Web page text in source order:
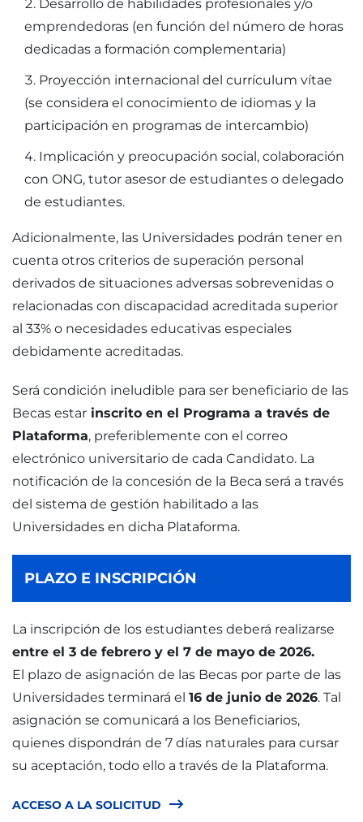
Desarrollo de habilidades profesionales y/o
emprendedoras (en función del número de horas
dedicadas a formación complementaria)
Proyección internacional del currículum vítae
(se considera el conocimiento de idiomas y la
participación en programas de intercambio)
Implicación y preocupación social, colaboración
con ONG, tutor asesor de estudiantes o delegado
de estudiantes.
Adicionalmente, las Universidades podrán tener en
cuenta otros criterios de superación personal
derivados de situaciones adversas sobrevenidas o
relacionadas con discapacidad acreditada superior
al 33% o necesidades educativas especiales
debidamente acreditadas.
Será condición ineludible para ser beneficiario de las
Becas estar inscrito en el Programa a través de
Plataforma, preferiblemente con el correo
electrónico universitario de cada Candidato. La
notificación de la concesión de la Beca será a través
del sistema de gestión habilitado a las
Universidades en dicha Plataforma.
PLAZO E INSCRIPCIÓN
La inscripción de los estudiantes deberá realizarse
entre el 3 de febrero y el 7 de mayo de 2026.
El plazo de asignación de las Becas por parte de las
Universidades terminará el 16 de junio de 2026. Tal
asignación se comunicará a los Beneficiarios,
quienes dispondrán de 7 días naturales para cursar
su aceptación, todo ello a través de la Plataforma.
ACCESO A LA SOLICITUD